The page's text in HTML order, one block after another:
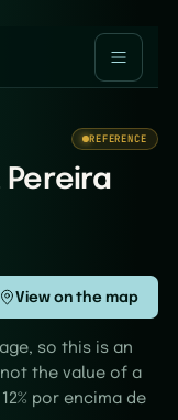
REFERENCE
Pereira
View on the map
so this is an
not the value of a
por encima de